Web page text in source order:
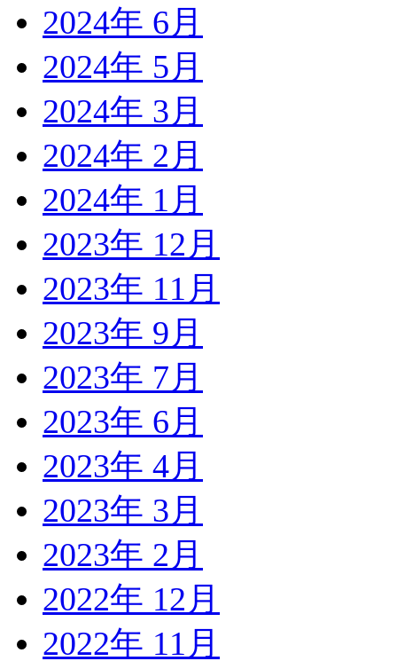
2024年 6月
2024年 5月
2024年 3月
2024年 2月
2024年 1月
2023年 12月
2023年 11月
2023年 9月
2023年 7月
2023年 6月
2023年 4月
2023年 3月
2023年 2月
2022年 12月
2022年 11月